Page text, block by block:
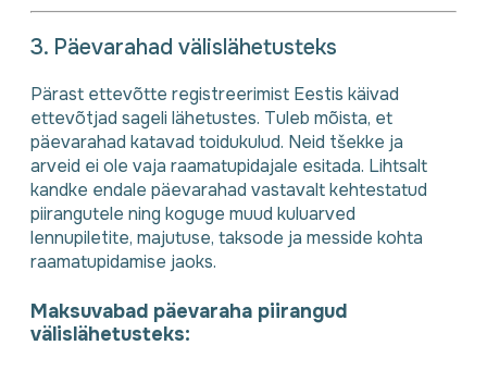
3. Päevarahad välislähetusteks
Pärast ettevõtte registreerimist Eestis käivad
ettevõtjad sageli lähetustes. Tuleb mõista, et
päevarahad katavad toidukulud. Neid tšekke ja
arveid ei ole vaja raamatupidajale esitada. Lihtsalt
kandke endale päevarahad vastavalt kehtestatud
piirangutele ning koguge muud kuluarved
lennupiletite, majutuse, taksode ja messide kohta
raamatupidamise jaoks.
Maksuvabad päevaraha piirangud
välislähetusteks: